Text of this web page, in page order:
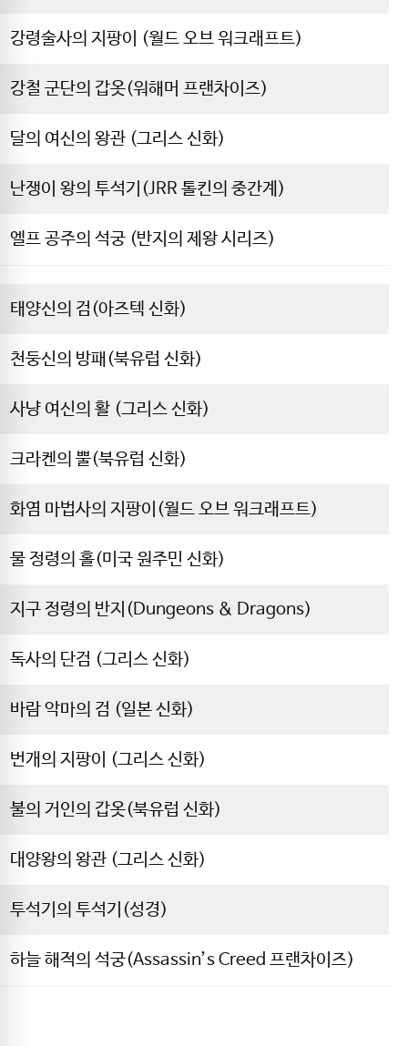
강령술사의 지팡이 (월드 오브 워크래프트)
강철 군단의 갑옷(워해머 프랜차이즈)
달의 여신의 왕관 (그리스 신화)
난쟁이 왕의 투석기(JRR 톨킨의 중간계)
엘프 공주의 석궁 (반지의 제왕 시리즈)
태양신의 검(아즈텍 신화)
천둥신의 방패(북유럽 신화)
사냥 여신의 활 (그리스 신화)
크라켄의 뿔(북유럽 신화)
화염 마법사의 지팡이(월드 오브 워크래프트)
물 정령의 홀(미국 원주민 신화)
지구 정령의 반지(Dungeons & Dragons)
독사의 단검 (그리스 신화)
바람 악마의 검 (일본 신화)
번개의 지팡이 (그리스 신화)
불의 거인의 갑옷(북유럽 신화)
대양왕의 왕관 (그리스 신화)
투석기의 투석기(성경)
하늘 해적의 석궁(Assassin’s Creed 프랜차이즈)